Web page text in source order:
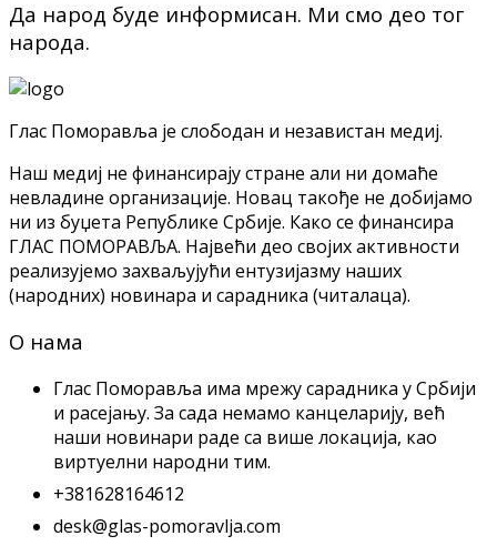
Да народ буде информисан. Ми смо део тог
народа.
Глас Поморавља је слободан и независтан медиј.
Наш медиј не финансирају стране али ни домаће
невладине организације. Новац такође не добијамо
ни из буџета Републике Србије. Како се финансира
ГЛАС ПОМОРАВЉА. Највећи део својих активности
реализујемо захваљујући ентузијазму наших
(народних) новинара и сарадника (читалаца).
О нама
Глас Поморавља има мрежу сарадника у Србији
и расејању. За сада немамо канцеларију, већ
наши новинари раде са више локација, као
виртуeлни народни тим.
+381628164612
desk@glas-pomoravlja.com